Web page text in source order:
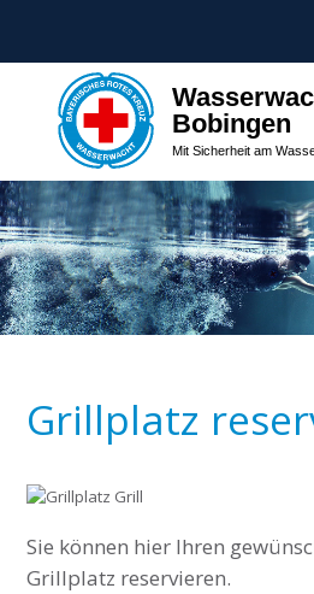
Bobingen
Mit Sicherheit am
Grillplatz
Sie können hier Ihren
Grillplatz reservieren.